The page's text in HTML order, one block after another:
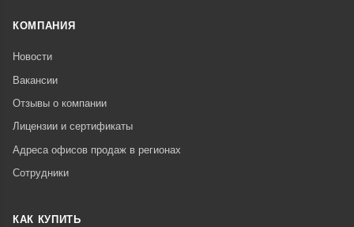
КОМПАНИЯ
Новости
Вакансии
Отзывы о компании
Лицензии и сертификаты
Адреса офисов продаж в регионах
Сотрудники
КАК КУПИТЬ